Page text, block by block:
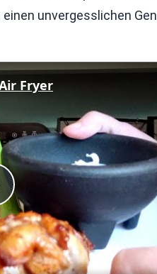
unvergesslichen
Fryer